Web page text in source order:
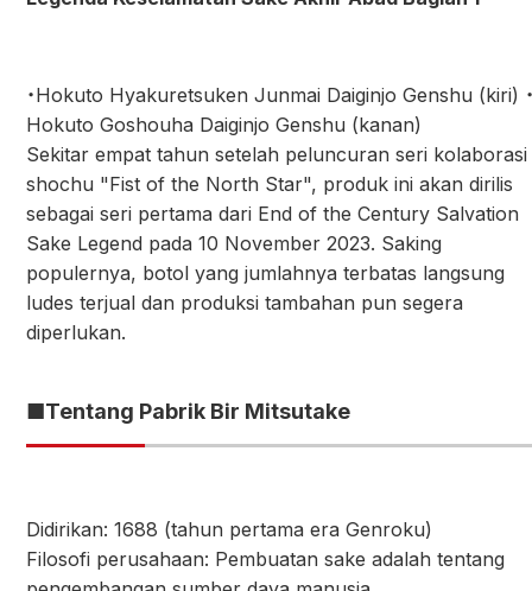
・Hokuto Hyakuretsuken Junmai Daiginjo Genshu (kiri)
Hokuto Goshouha Daiginjo Genshu (kanan)
Sekitar empat tahun setelah peluncuran seri kolaborasi
shochu "Fist of the North Star", produk ini akan dirilis
sebagai seri pertama dari End of the Century Salvation
Sake Legend pada 10 November 2023. Saking
populernya, botol yang jumlahnya terbatas langsung
ludes terjual dan produksi tambahan pun segera
diperlukan.
■Tentang Pabrik Bir Mitsutake
Didirikan: 1688 (tahun pertama era Genroku)
Filosofi perusahaan: Pembuatan sake adalah tentang